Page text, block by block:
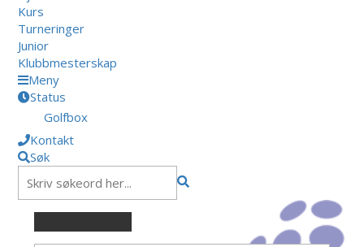
Kurs
Turneringer
Junior
Klubbmesterskap
Meny
Status
Golfbox
Kontakt
Søk